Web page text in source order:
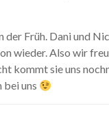
Früh. Dani und
wieder. Also wir
kommt sie uns
bei uns